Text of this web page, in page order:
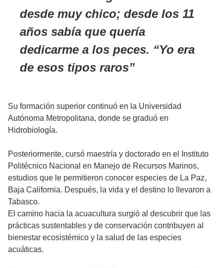
desde muy chico; desde los 11
años sabía que quería
dedicarme a los peces. “Yo era
de esos tipos raros
Su formación superior continuó en la Universidad
Autónoma Metropolitana, donde se graduó en
Hidrobiología.
Posteriormente, cursó maestría y doctorado en el Instituto
Politécnico Nacional en Manejo de Recursos Marinos,
estudios que le permitieron conocer especies de La Paz,
Baja California. Después, la vida y el destino lo llevaron a
Tabasco.
El camino hacia la acuacultura surgió al descubrir que las
prácticas sustentables y de conservación contribuyen al
bienestar ecosistémico y la salud de las especies
acuáticas.